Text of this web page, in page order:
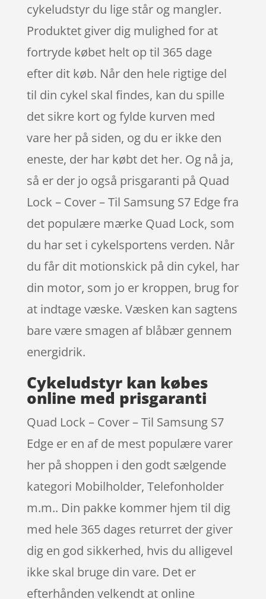
cykeludstyr du lige står og mangler.
Produktet giver dig mulighed for at
fortryde købet helt op til 365 dage
efter dit køb. Når den hele rigtige del
til din cykel skal findes, kan du spille
det sikre kort og fylde kurven med
vare her på siden, og du er ikke den
eneste, der har købt det her. Og nå ja,
så er der jo også prisgaranti på Quad
Lock – Cover – Til Samsung S7 Edge fra
det populære mærke Quad Lock, som
du har set i cykelsportens verden. Når
du får dit motionskick på din cykel, har
din motor, som jo er kroppen, brug for
at indtage væske. Væsken kan sagtens
bare være smagen af blåbær gennem
energidrik.
Cykeludstyr kan købes
online med prisgaranti
Quad Lock – Cover – Til Samsung S7
Edge er en af de mest populære varer
her på shoppen i den godt sælgende
kategori Mobilholder, Telefonholder
m.m.. Din pakke kommer hjem til dig
med hele 365 dages returret der giver
dig en god sikkerhed, hvis du alligevel
ikke skal bruge din vare. Det er
efterhånden velkendt at online